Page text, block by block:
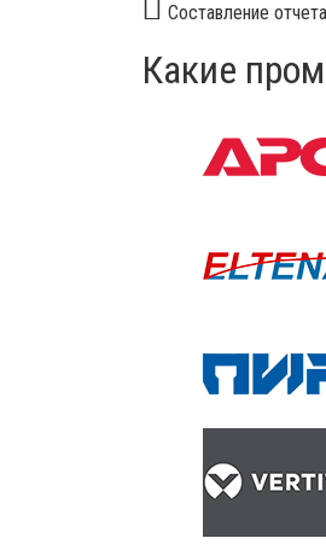
Составление
Какие